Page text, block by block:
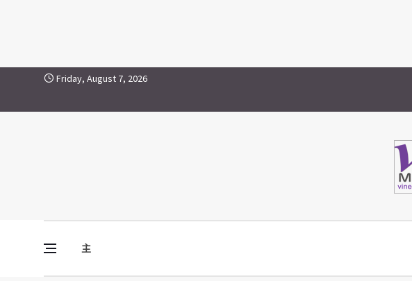
Skip to content
疾病從神來
Friday, August 7, 2026
主
Vine Media
葡萄樹傳媒